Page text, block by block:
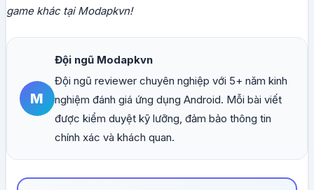
game khác tại Modapkvn!
M
Đội ngũ Modapkvn
Đội ngũ reviewer chuyên nghiệp với 5+ năm kinh
nghiệm đánh giá ứng dụng Android. Mỗi bài viết
được kiểm duyệt kỹ lưỡng, đảm bảo thông tin
chính xác và khách quan.